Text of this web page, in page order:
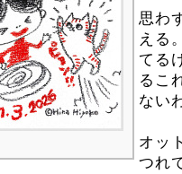
思わ
える
てる
るこ
ない
オッ
つれ